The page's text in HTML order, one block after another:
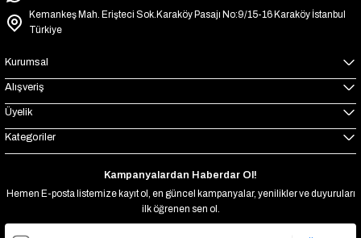
Kemankeş Mah. Erişteci Sok.Karaköy Pasajı No:9/15-16 Karaköy İstanbul
Türkiye
Kurumsal
Alışveriş
Üyelik
Kategoriler
Kampanyalardan Haberdar Ol!
Hemen E-posta listemize kayıt ol, en güncel kampanyalar, yenilikler ve duyuruları
ilk öğrenen sen ol.